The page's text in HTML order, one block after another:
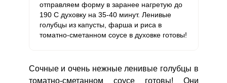
отправляем форму в заранее нагретую до
190 С духовку на 35-40 минут. Ленивые
голубцы из капусты, фарша и риса в
томатно-сметанном соусе в духовке готовы!
Сочные и очень нежные ленивые голубцы в
томатно-сметанном соусе готовы! Они